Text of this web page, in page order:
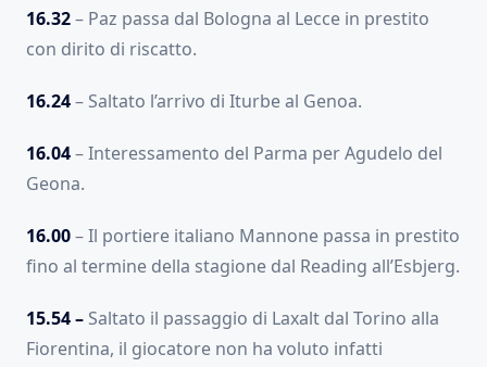
16.32– Paz passa dal Bologna al Lecce in prestito
con dirito di riscatto.
16.24– Saltato l’arrivo di Iturbe al Genoa.
16.04– Interessamento del Parma per Agudelo del
Geona.
16.00– Il portiere italiano Mannone passa in prestito
fino al termine della stagione dal Reading all’Esbjerg.
15.54 – Saltato il passaggio di Laxalt dal Torino alla
Fiorentina, il giocatore non ha voluto infatti